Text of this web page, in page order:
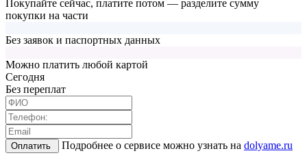
Покупайте сейчас, платите потом — разделите сумму
покупки на части
Без заявок и паспортных данных
Можно платить любой картой
Cегодня
Без переплат
Оплатить Подробнее о сервисе можно узнать на dolyame.ru